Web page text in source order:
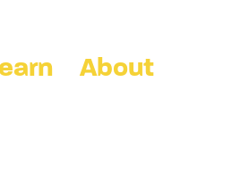
About